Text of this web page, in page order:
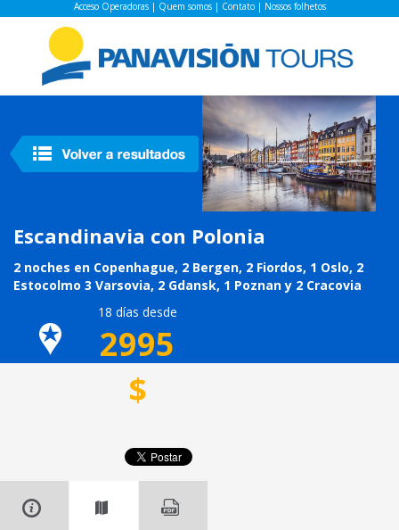
Acceso Operadoras| Quem somos| Contato| Nossos folhetos
Escandinavia con Polonia
2 noches en Copenhague, 2 Bergen, 2 Fiordos, 1 Oslo, 2
Estocolmo 3 Varsovia, 2 Gdansk, 1 Poznan y 2 Cracovia
18 días desde
2995
$